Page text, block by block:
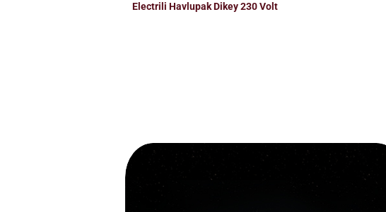
Electrili Havlupak Dikey 230 Volt